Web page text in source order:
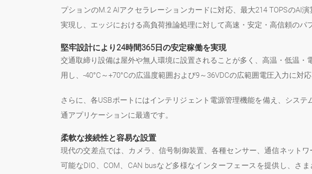
プションのM.2 AIアクセラレーションカードに対応、最大214 TOPSのAI
実現し、エッジにおける高負荷推論処理に対して高速・安定・高信頼のパ
堅牢設計により24時間365日の安定稼働を実現
交通取締り設備は屋外や無人環境に設置されることが多く、高温・低温
用し、-40°C～+70°Cの広温度範囲および9～36VDCの広範囲電圧入力に
さらに、各USBポートにはインテリジェント電源管理機能を備え、シス
通アプリケーションに最適です。
柔軟な接続性と容易な設置
現代の交差点では、カメラ、信号制御装置、各種センサー、通信ネット
可能なDIO、COM、CAN busなど多様なインターフェースを提供し、さ